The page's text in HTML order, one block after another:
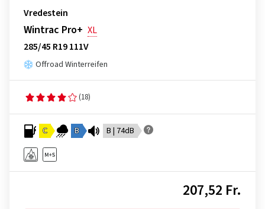
Vredestein
Wintrac Pro+ XL
285/45 R19 111V
Offroad Winterreifen
(18)
C B B | 74dB
207,52 Fr.